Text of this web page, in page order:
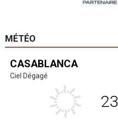
MÉTÉO
CASABLANCA
Ciel Dégagé
23